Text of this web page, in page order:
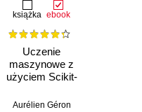
książka ebook
Uczenie
maszynowe z
użyciem Scikit-
TensorFlow.
Aurélien Géron